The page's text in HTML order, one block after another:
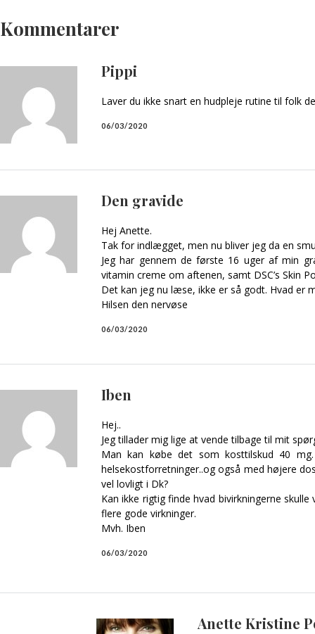
Kommentarer
Pippi
Laver du ikke snart en hudpleje rutine til folk
06/03/2020
Den gravide
Hej Anette.
Tak for indlægget, men nu bliver jeg da en
Jeg har gennem de første 16 uger af min
vitamin creme om aftenen, samt DSC’s Skin
Det kan jeg nu læse, ikke er så godt. Hvad er
Hilsen den nervøse
06/03/2020
Iben
Hej..
Jeg tillader mig lige at vende tilbage til mit
Man kan købe det som kosttilskud 40
helsekostforretninger..og også med højere
vel lovligt i Dk?
Kan ikke rigtig finde hvad bivirkningerne
flere gode virkninger.
Mvh. Iben
06/03/2020
Anette Kristine